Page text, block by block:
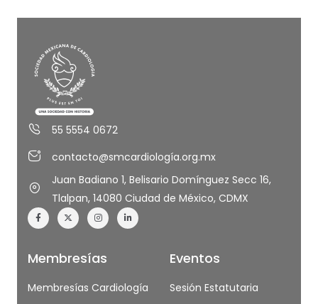
55 5554 0672
contacto@smcardiología.org.mx
Juan Badiano 1, Belisario Domínguez Secc 16,
Tlalpan, 14080 Ciudad de México, CDMX
Membresías
Membresías Cardiología
Eventos
Sesión Estatutaria